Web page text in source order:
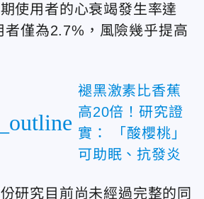
使用者的心衰竭發生率達
者僅為2.7%，風險幾乎提高
褪黑激素比香蕉
高20倍！研究證
實： 「酸櫻桃」
可助眠、抗發炎
研究目前尚未經過完整的同